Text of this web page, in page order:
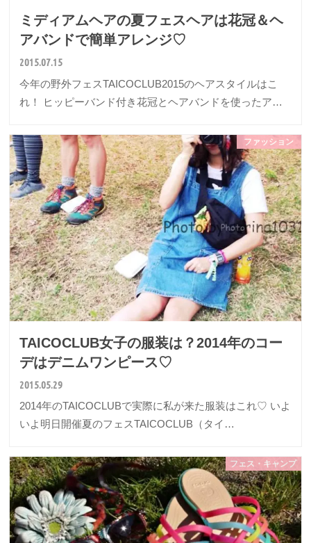
ミディアムヘアの夏フェスヘアは花冠＆ヘ
アバンドで簡単アレンジ♡
2015.07.15
今年の野外フェスTAICOCLUB2015のヘアスタイルはこ
れ！ ヒッピーバンド付き花冠とヘアバンドを使ったア…
ファッション
TAICOCLUB女子の服装は？2014年のコー
デはデニムワンピース♡
2015.05.29
2014年のTAICOCLUBで実際に私が来た服装はこれ♡ いよ
いよ明日開催夏のフェスTAICOCLUB（タイ…
フェス・キャンプ